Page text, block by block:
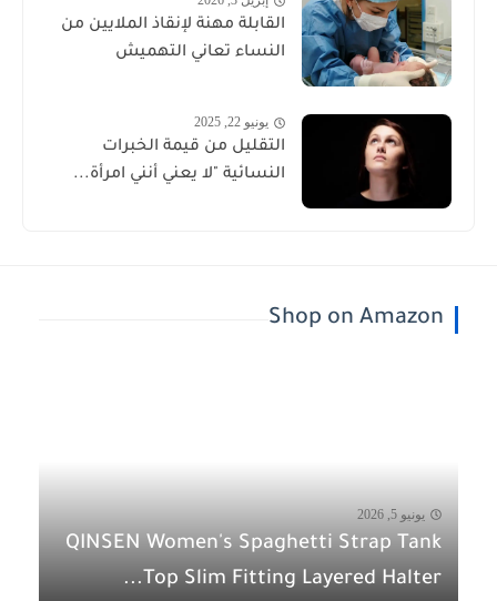
القابلة مهنة لإنقاذ الملايين من
النساء تعاني التهميش
يونيو 22, 2025
التقليل من قيمة الخبرات
النسائية "لا يعني أنني امرأة...
Shop on Amazon
يونيو 5, 2026
QINSEN Women's Spaghetti Strap Tank
Top Slim Fitting Layered Halter...